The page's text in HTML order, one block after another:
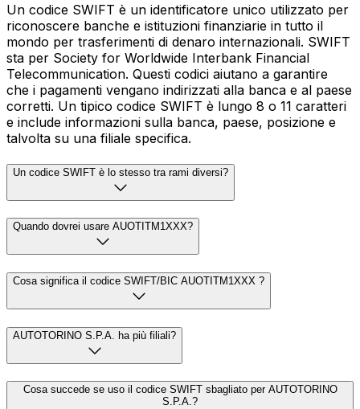
Un codice SWIFT è un identificatore unico utilizzato per
riconoscere banche e istituzioni finanziarie in tutto il
mondo per trasferimenti di denaro internazionali. SWIFT
sta per Society for Worldwide Interbank Financial
Telecommunication. Questi codici aiutano a garantire
che i pagamenti vengano indirizzati alla banca e al paese
corretti. Un tipico codice SWIFT è lungo 8 o 11 caratteri
e include informazioni sulla banca, paese, posizione e
talvolta su una filiale specifica.
Un codice SWIFT è lo stesso tra rami diversi?
Quando dovrei usare AUOTITM1XXX?
Cosa significa il codice SWIFT/BIC AUOTITM1XXX ?
AUTOTORINO S.P.A. ha più filiali?
Cosa succede se uso il codice SWIFT sbagliato per AUTOTORINO
S.P.A.?